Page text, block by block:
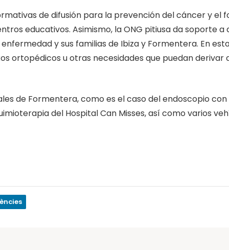
de difusión para la prevención del cáncer y el
educativos. Asimismo, la ONG pitiusa da soporte a
y sus familias de Ibiza y Formentera. En
ortopédicos u otras necesidades que puedan derivar
de Formentera, como es el caso del endoscopio
del Hospital Can Misses, así como varios